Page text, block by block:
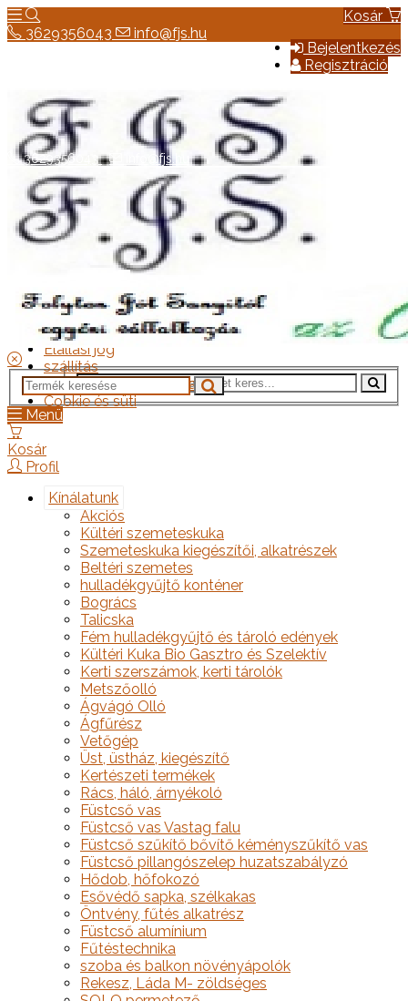
Kosár
Bejelentkezés
Regisztráció
3629356043 info@fjs.hu
Hírek
Elérhetőség
Általános szerződési feltételek
Elállási jog
szállítás
Adatkezelési tájékoztató
Cookie és süti
3629356043 info@fjs.hu
Menü
Kosár
Profil
Kínálatunk
Akciós
Kültéri szemeteskuka
Szemeteskuka kiegészítői, alkatrészek
Beltéri szemetes
hulladékgyűjtő konténer
Bogrács
Talicska
Fém hulladékgyűjtő és tároló edények
Kültéri Kuka Bio Gasztro és Szelektív
Kerti szerszámok, kerti tárolók
Metszőolló
Ágvágó Olló
Ágfűrész
Vetőgép
Üst, üstház, kiegészítő
Kertészeti termékek
Rács, háló, árnyékoló
Füstcső vas
Füstcső vas Vastag falu
Füstcső szűkítő bővítő kéményszűkítő vas
Füstcső pillangószelep huzatszabályzó
Hődob, hőfokozó
Esővédő sapka, szélkakas
Öntvény, fűtés alkatrész
Füstcső alumínium
Fűtéstechnika
szoba és balkon növényápolók
Rekesz, Láda M- zöldséges